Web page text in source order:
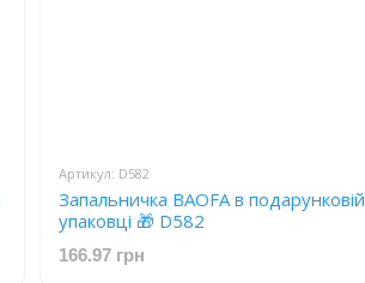
Артикул: D582
Запальничка BAOFA в подарунковій
упаковці 🎁 D582
166.97 грн